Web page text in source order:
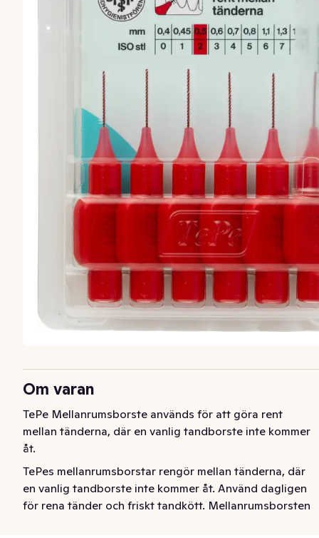
Om varan
TePe Mellanrumsborste används för att göra rent
mellan tänderna, där en vanlig tandborste inte kommer
åt.
TePes mellanrumsborstar rengör mellan tänderna, där
en vanlig tandborste inte kommer åt. Använd dagligen
för rena tänder och friskt tandkött. Mellanrumsborsten